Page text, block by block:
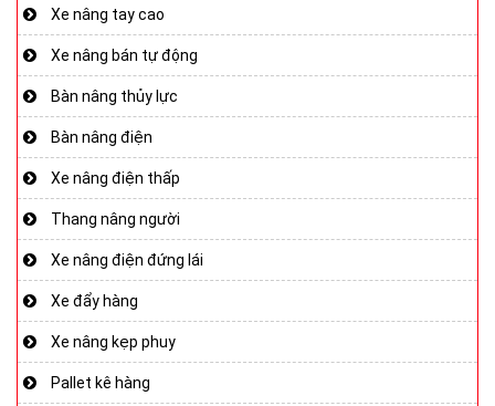
Xe nâng tay cao
Xe nâng bán tự động
Bàn nâng thủy lực
Bàn nâng điện
Xe nâng điện thấp
Thang nâng người
Xe nâng điện đứng lái
Xe đẩy hàng
Xe nâng kẹp phuy
Pallet kê hàng